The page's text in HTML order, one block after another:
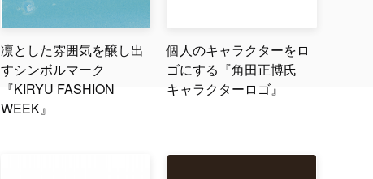
凛とした雰囲気を醸し出
すシンボルマーク
『KIRYU FASHION
WEEK』
個人のキャラクターをロ
ゴにする『角田正博氏
キャラクターロゴ』